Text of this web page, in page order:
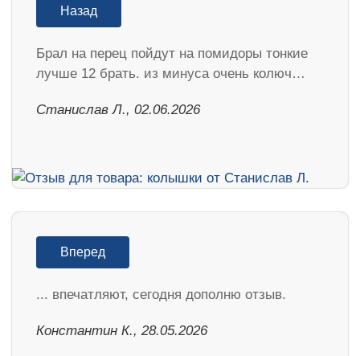
Назад
Брал на перец пойдут на помидоры тонкие
лучше 12 брать. из минуса очень колюч…
Станислав Л., 02.06.2026
Вперед
... впечатляют, сегодня дополню отзыв.
Константин К., 28.05.2026